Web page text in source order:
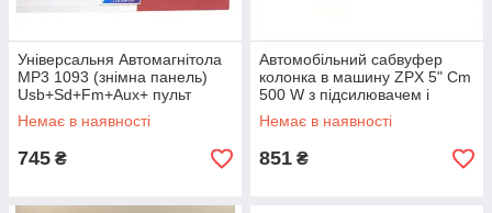
Універсальня Автомагнітола
MP3 1093 (знімна панель)
Usb+Sd+Fm+Aux+ пульт
Найкраща ціна!
Немає в наявності
745 ₴
Автомобільний сабвуфер
колонка в машину ZPX 5" Cm
500 W з підсилювачем і
Bluetooth Колонка в авто
Немає в наявності
851 ₴